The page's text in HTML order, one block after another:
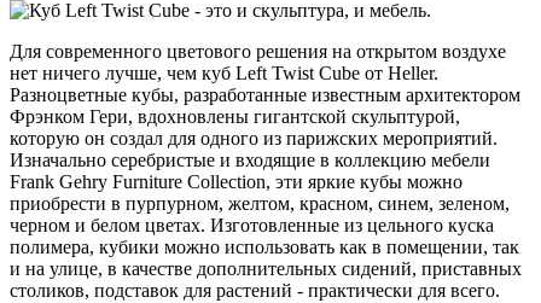
Для современного цветового решения на открытом воздухе
нет ничего лучше, чем куб Left Twist Cube от Heller.
Разноцветные кубы, разработанные известным архитектором
Фрэнком Гери, вдохновлены гигантской скульптурой,
которую он создал для одного из парижских мероприятий.
Изначально серебристые и входящие в коллекцию мебели
Frank Gehry Furniture Collection, эти яркие кубы можно
приобрести в пурпурном, желтом, красном, синем, зеленом,
черном и белом цветах. Изготовленные из цельного куска
полимера, кубики можно использовать как в помещении, так
и на улице, в качестве дополнительных сидений, приставных
столиков, подставок для растений - практически для всего.